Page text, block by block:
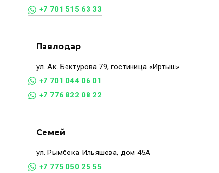
+7 701 515 63 33
Павлодар
ул. Ак. Бектурова 79, гостиница «Иртыш»
+7 701 044 06 01
+7 776 822 08 22
Семей
ул. Рымбека Ильяшева, дом 45А
+7 775 050 25 55